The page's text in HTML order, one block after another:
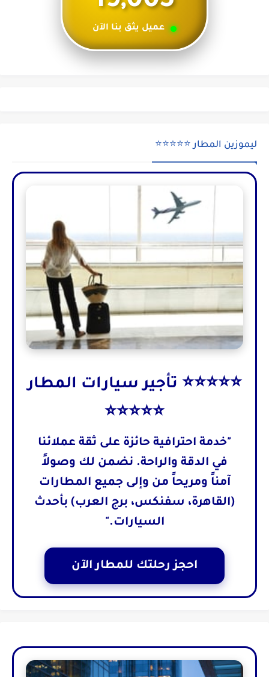
عميل يثق بنا الآن
ليموزين المطار ⭐⭐⭐⭐⭐
⭐⭐⭐⭐⭐ تأجير سيارات المطار
⭐⭐⭐⭐⭐
"خدمة احترافية حائزة على ثقة عملائنا
في الدقة والراحة. نضمن لك وصولاً
آمناً ومريحاً من وإلى جميع المطارات
(القاهرة، سفنكس، برج العرب) بأحدث
السيارات."
احجز رحلتك للمطار الآن